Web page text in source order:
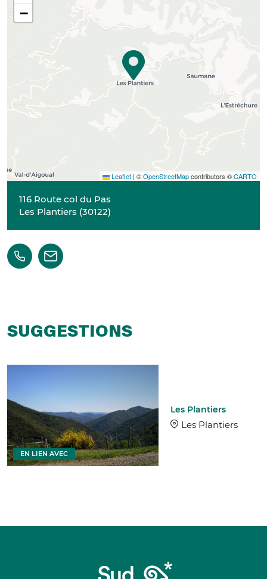
−
Leaflet | ©OpenStreetMapcontributors ©CARTO
116 Route col du Pas
Les Plantiers (30122)
SUGGESTIONS
Les Plantiers
Les Plantiers
EN LIEN AVEC